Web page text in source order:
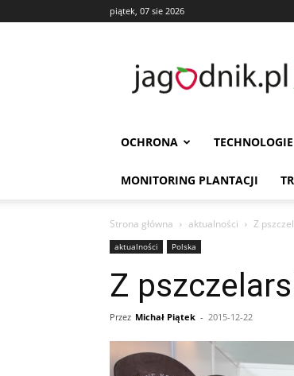
piątek, 07 sie 2026
OCHRONA TECHNOLOGIE
MONITORING PLANTACJI
Strona główna aktualności Z
aktualności Polska
Z
Przez Michał Piątek - 2015-12-22